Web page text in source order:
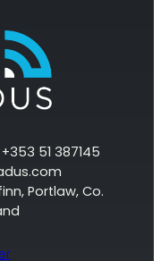
51 387145
Portlaw, Co.